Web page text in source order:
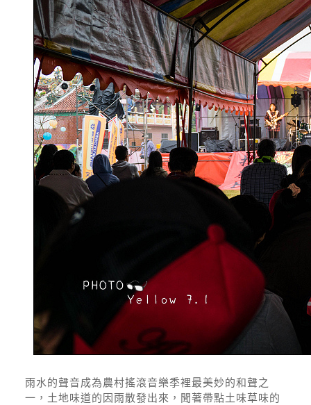
雨水的聲音成為農村搖滾音樂季裡最美妙的和聲之
一，土地味道的因雨散發出來，聞著帶點土味草味的